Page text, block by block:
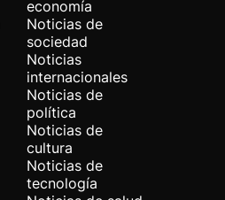
economía
Noticias de
sociedad
Noticias
internacionales
Noticias de
política
Noticias de
cultura
Noticias de
tecnología